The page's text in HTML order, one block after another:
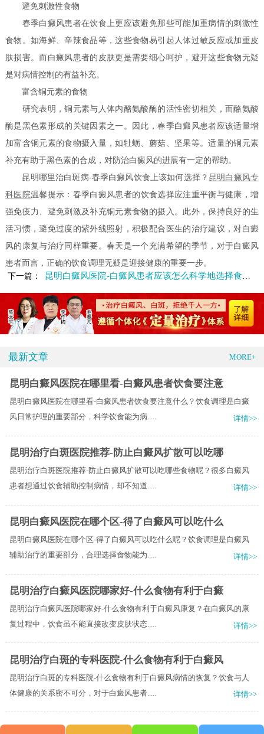
避免刺激性食物
春季白癜风患者在饮食上更应该避免那些可能加重病情的刺激性
食物。如海鲜、辛辣食品等，这些食物易引起人体过敏反应或加重皮
肤损害。而白癜风患者的皮肤更是需要细心呵护，避开这些食物无疑
是对病情控制的有益补充。
富含铜元素的食物
研究表明，铜元素与人体内酪氨酸酶的活性密切相关，而酪氨酸
酶是黑色素形成的关键因素之一。因此，春季白癜风患者应该适量增
加富含铜元素的食物摄入量，如牡蛎、蘑菇、坚果等。适量的铜元素
补充有助于黑色素的合成，对防治白癜风的进展有一定的帮助。
昆明哪里治白斑病-春季白癜风饮食上该如何选择？ 昆明白癜风专
科医院温馨提示：春季白癜风患者的饮食选择应注重平衡与健康，增
强免疫力、避免刺激及补充铜元素食物的摄入。此外，保持良好的生
活习惯，避免过度的紫外线照射，积极配合医生的治疗建议，对白癜
风的康复与治疗同样重要。春天是一个充满希望的季节，对于白癜风
患者而言，正确的饮食调理无疑是迎接健康的重要一步。
下一篇：
昆明白癜风医院-白癜风患者应该怎么科学地选择食物呢
最新文章 MORE+
昆明白癜风医院在哪里看-白癜风患者饮食要注意
昆明白癜风医院在哪里看-白癜风患者饮食要注意什么？饮食调理是白癜
风日常护理的重要部分，科学饮食能为病.....
详情>>
昆明治疗白斑医院推荐-防止白癜风扩散可以吃哪
昆明治疗白斑医院推荐-防止白癜风扩散可以吃哪些食物呢？很多白癜风
患者想通过饮食辅助控制病情，却不知道.....
详情>>
昆明白癜风医院在哪个区-得了白癜风可以吃什么
昆明白癜风医院在哪个区-得了白癜风可以吃什么呢？饮食调理是白癜风
辅助治疗的重要部分，合理选择食物能为.....
详情>>
昆明治疗白癜风医院哪家好-什么食物有利于白癜
昆明治疗白癜风医院哪家好-什么食物有利于白癜风康复？在白癜风的康
复过程中，饮食虽不能直接改变皮肤状态.....
详情>>
昆明治疗白斑的专科医院-什么食物有利于白癜风
昆明治疗白斑的专科医院-什么食物有利于白癜风病情的恢复？饮食与人
体健康的关系密不可分，对于白癜风患者.....
详情>>